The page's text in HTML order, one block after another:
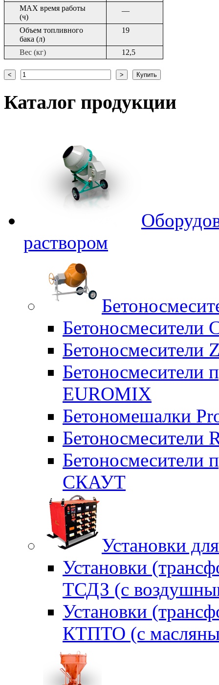
МАХ время работы
(ч)
Объем топливного
бака (л)
19
Вес (кг) 12,5
Каталог продукции
раствором
Бетоносмесители
Бетоносмесители
Бетоносмесители
EUROMIX
Бетономешалки
Бетоносмесители
Бетоносмесители
СКАУТ
Установки
Установки
ТСДЗ (c
Установки
КТПТО (c